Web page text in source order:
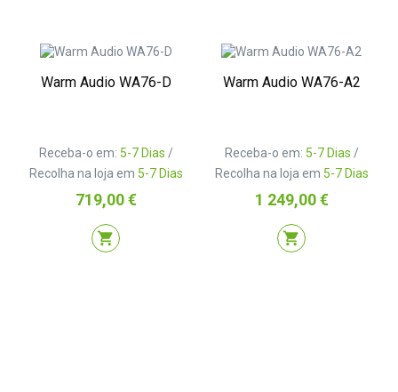
Warm Audio WA76-D
Receba-o em: 5-7 Dias /
Recolha na loja em 5-7 Dias
Preço
719,00 €
shopping_cart
Warm Audio WA76-A2
Receba-o em: 5-7 Dias /
Recolha na loja em 5-7 Dias
Preço
1 249,00 €
shopping_cart